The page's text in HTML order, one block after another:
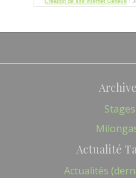
Actualité
Actualités